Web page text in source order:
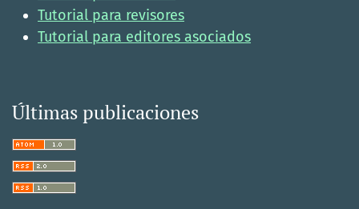
Tutorial para revisores
Tutorial para editores asociados
Últimas publicaciones